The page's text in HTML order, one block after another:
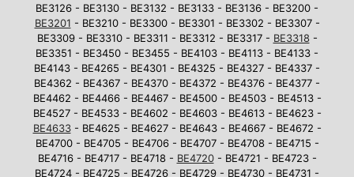
BE3126 - BE3130 - BE3132 - BE3133 - BE3136 - BE3200 -
BE3201 - BE3210 - BE3300 - BE3301 - BE3302 - BE3307 -
BE3309 - BE3310 - BE3311 - BE3312 - BE3317 - BE3318-
BE3351 - BE3450 - BE3455 - BE4103 - BE4113 - BE4133 -
BE4143 - BE4265 - BE4301 - BE4325 - BE4327 - BE4337 -
BE4362 - BE4367 - BE4370 - BE4372 - BE4376 - BE4377 -
BE4462 - BE4466 - BE4467 - BE4500 - BE4503 - BE4513 -
BE4527 - BE4533 - BE4602 - BE4603 - BE4613 - BE4623 -
BE4633- BE4625 - BE4627 - BE4643 - BE4667 - BE4672 -
BE4700 - BE4705 - BE4706 - BE4707 - BE4708 - BE4715 -
BE4716 - BE4717 - BE4718 - BE4720- BE4721 - BE4723 -
BE4724 - BE4725 - BE4726 - BE4729 - BE4730 - BE4731 -